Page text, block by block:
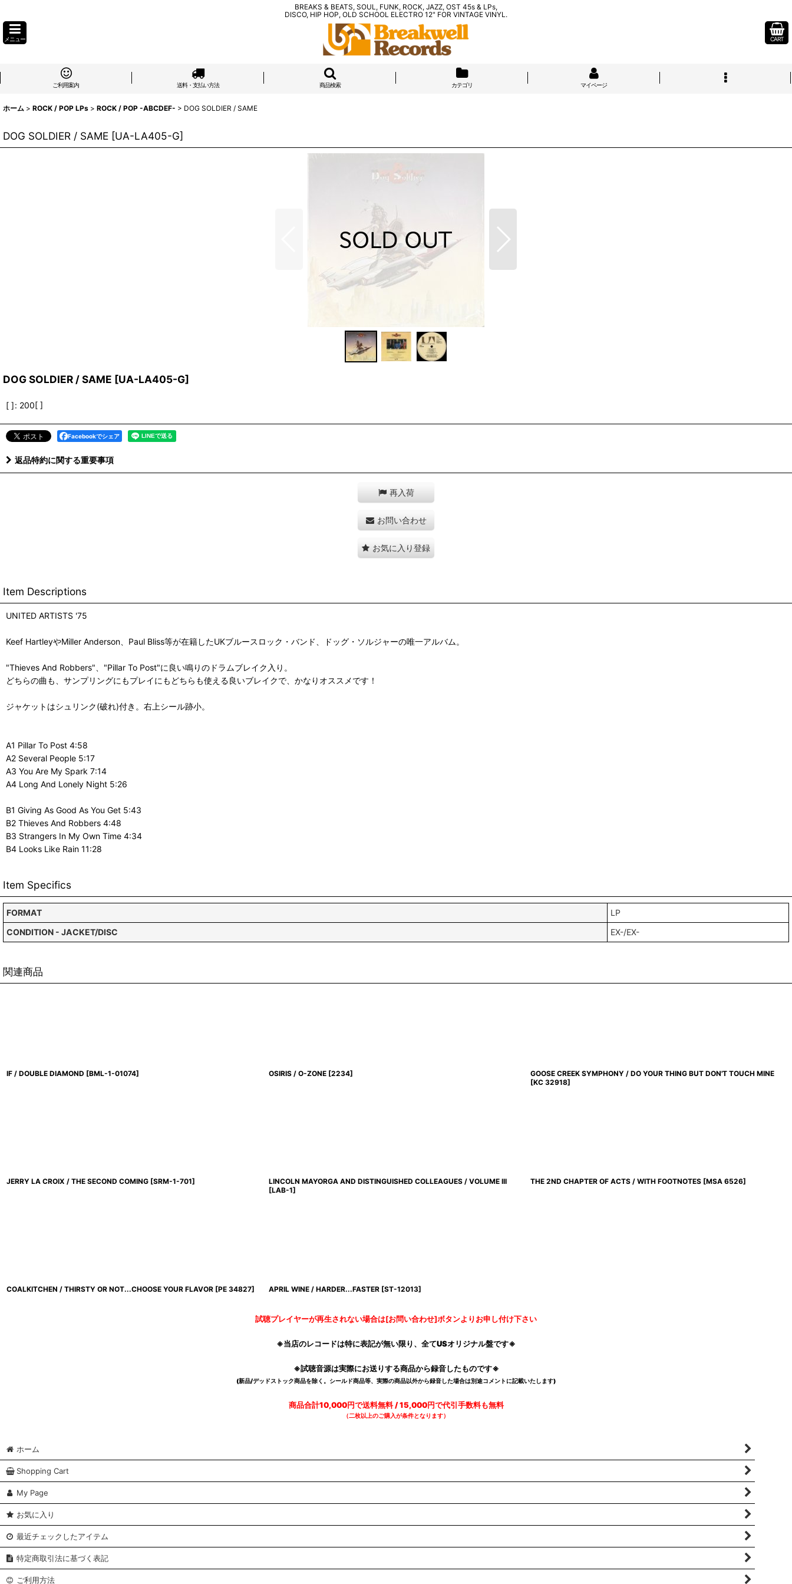
BREAKS & BEATS, SOUL, FUNK, ROCK, JAZZ, OST 45s & LPs,
DISCO, HIP HOP, OLD SCHOOL ELECTRO 12" FOR VINTAGE VINYL.
メニュー CART
ご利用案内 送料・支払い方法 商品検索 カテゴリ マイページ
ホーム > ROCK / POP LPs > ROCK / POP -ABCDEF- > DOG SOLDIER / SAME
DOG SOLDIER / SAME [UA-LA405-G]
DOG SOLDIER / SAME [UA-LA405-G]
[ ]: 200[ ]
Facebookでシェア
返品特約に関する重要事項
再入荷
お問い合わせ
お気に入り登録
Item Descriptions
UNITED ARTISTS '75
Keef HartleyやMiller Anderson、Paul Bliss等が在籍したUKブルースロック・バンド、ドッグ・ソルジャーの唯一アルバム。
"Thieves And Robbers"、"Pillar To Post"に良い鳴りのドラムブレイク入り。
どちらの曲も、サンプリングにもプレイにもどちらも使える良いブレイクで、かなりオススメです！
ジャケットはシュリンク(破れ)付き。右上シール跡小。
A1 Pillar To Post 4:58
A2 Several People 5:17
A3 You Are My Spark 7:14
A4 Long And Lonely Night 5:26
B1 Giving As Good As You Get 5:43
B2 Thieves And Robbers 4:48
B3 Strangers In My Own Time 4:34
B4 Looks Like Rain 11:28
Item Specifics
FORMAT
LP
CONDITION - JACKET/DISC
EX-/EX-
関連商品
IF / DOUBLE DIAMOND [BML-1-01074] OSIRIS / O-ZONE [2234]
GOOSE CREEK SYMPHONY / DO YOUR THING BUT DON'T TOUCH MINE
[KC 32918]
JERRY LA CROIX / THE SECOND COMING [SRM-1-701]
LINCOLN MAYORGA AND DISTINGUISHED COLLEAGUES / VOLUME III
[LAB-1]
THE 2ND CHAPTER OF ACTS / WITH FOOTNOTES [MSA 6526]
COALKITCHEN / THIRSTY OR NOT...CHOOSE YOUR FLAVOR [PE 34827] APRIL WINE / HARDER...FASTER [ST-12013]
試聴プレイヤーが再生されない場合は[お問い合わせ]ボタンよりお申し付け下さい
※当店のレコードは特に表記が無い限り、全てUSオリジナル盤です※
※試聴音源は実際にお送りする商品から録音したものです※
(新品/デッドストック商品を除く。シールド商品等、実際の商品以外から録音した場合は別途コメントに記載いたします)
商品合計10,000円で送料無料 / 15,000円で代引手数料も無料
（二枚以上のご購入が条件となります）
ホーム
Shopping Cart
My Page
お気に入り
最近チェックしたアイテム
特定商取引法に基づく表記
ご利用方法